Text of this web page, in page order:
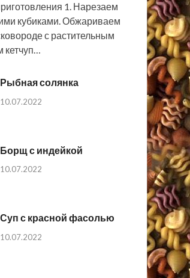
1. Нарезаем
кубиками. Обжариваем
с растительным
кетчуп…
Рыбная солянка
10.07.2022
Борщ с индейкой
10.07.2022
Суп с красной фасолью
10.07.2022